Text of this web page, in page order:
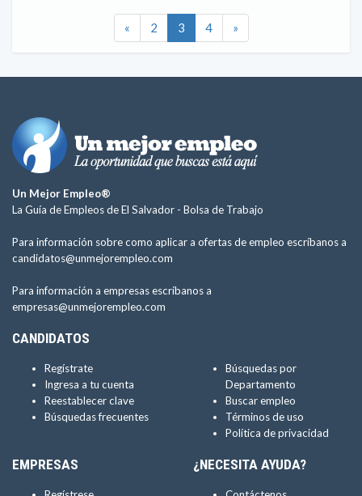
« 2 3 4 »
Un Mejor Empleo®
La Guía de Empleos de El Salvador - Bolsa de Trabajo
Para información sobre como aplicar a ofertas de empleo escríbanos a
candidatos@unmejorempleo.com
Para información a empresas escríbanos a
empresas@unmejorempleo.com
CANDIDATOS
Regístrate
Ingresa a tu cuenta
Reestablecer clave
Búsquedas frecuentes
Búsquedas por
Departamento
Buscar empleo
Términos de uso
Política de privacidad
EMPRESAS ¿NECESITA AYUDA?